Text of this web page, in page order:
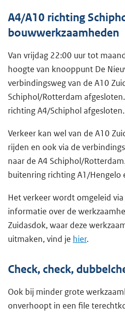
A4/A10 richting
bouwwerkzaamheden
Van vrijdag 22:00 uur tot
hoogte van knooppunt De
verbindingsweg van de A10
Schiphol/Rotterdam
richting A4/Schiphol afgesloten.
Verkeer kan wel van de A10
rijden en ook via de
naar de A4 Schiphol/
buitenring richting A1/Hengelo
Het verkeer wordt omgeleid
informatie over de
Zuidasdok, waar deze
uitmaken, vind je hier.
Check, check,
Ook bij minder grote
onverhoopt in een file